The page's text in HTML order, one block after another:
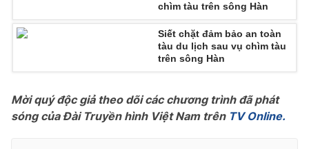
Thị trường
Lịch phát sóng
Chuyên mục khác
Emagazine Podcast
chìm tàu trên sông Hàn
Siết chặt đảm bảo an toàn
tàu du lịch sau vụ chìm tàu
trên sông Hàn
Mời quý độc giả theo dõi các chương trình đã phát
sóng của Đài Truyền hình Việt Nam trên TV Online.